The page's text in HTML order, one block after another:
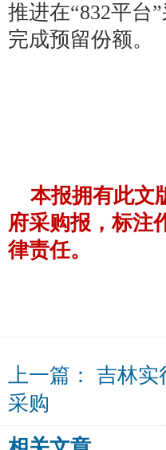
推进在“832平台
完成预留份额。
本报拥有此文
府采购报，标注
律责任。
上一篇： 吉林实
采购